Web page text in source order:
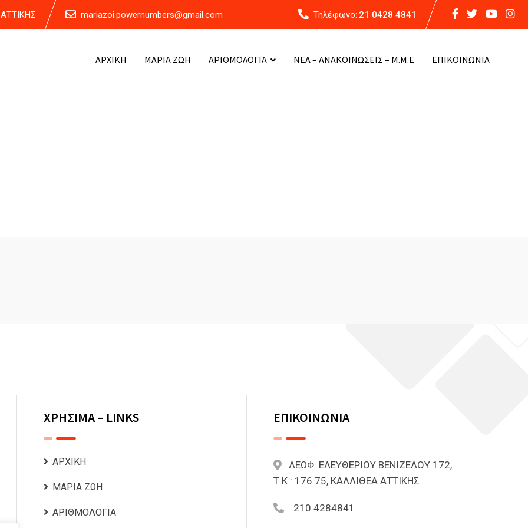
mariazoi.powernumbers@gmail.com Τηλέφωνο: 21 0428 4841
ΑΡΧΙΚΗ ΜΑΡΙΑ ΖΩΗ ΑΡΙΘΜΟΛΟΓΙΑ ΝΕΑ – ΑΝΑΚΟΙΝΩΣΕΙΣ – Μ.Μ.Ε ΕΠΙΚΟΙΝΩΝΙΑ
ΧΡΗΣΙΜΑ – LINKS
ΑΡΧΙΚΗ
ΜΑΡΙΑ ΖΩΗ
ΑΡΙΘΜΟΛΟΓΙΑ
ΕΠΙΚΟΙΝΩΝΙΑ
ΛΕΩΦ. ΕΛΕΥΘΕΡΙΟΥ ΒΕΝΙΖΕΛΟΥ 172,
Τ.Κ : 176 75, ΚΑΛΛΙΘΕΑ ΑΤΤΙΚΗΣ
210 4284841